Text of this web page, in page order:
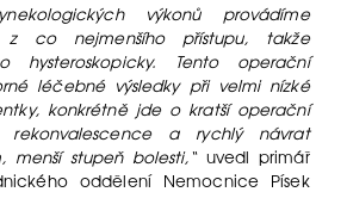
výkonů provádíme
z co nejmenšího přístupu, takže
hysteroskopicky. Tento operační
léčebné výsledky při velmi nízké
konkrétně jde o kratší operační
a rychlý návrat
menší stupeň bolesti,“uvedl primář
oddělení Nemocnice Písek